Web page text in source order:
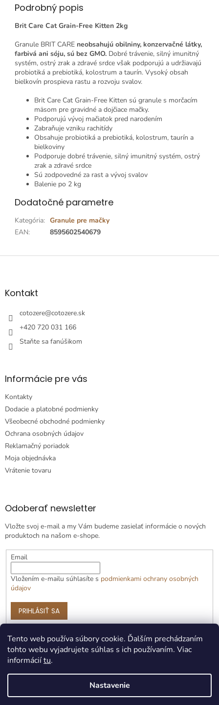
Tento web používa súbory cookie. Ďalším prechádzaním
tohto webu vyjadrujete súhlas s ich používaním. Viac
informáciítu.
Nastavenie
Podrobný popis
Brit Care Cat Grain-Free Kitten 2kg
Granule BRIT CARE neobsahujú obilniny, konzervačné látky,
farbivá ani sóju, sú bez GMO. Dobré trávenie, silný imunitný
systém, ostrý zrak a zdravé srdce však podporujú a udržiavajú
probiotiká a prebiotiká, kolostrum a taurín. Vysoký obsah
bielkovín prospieva rastu a rozvoju svalov.
Brit Care Cat Grain-Free Kitten sú granule s morčacím
mäsom pre gravidné a dojčiace mačky.
Podporujú vývoj mačiatok pred narodením
Zabraňuje vzniku rachitídy
Obsahuje probiotiká a prebiotiká, kolostrum, taurín a
bielkoviny
Podporuje dobré trávenie, silný imunitný systém, ostrý
zrak a zdravé srdce
Sú zodpovedné za rast a vývoj svalov
Balenie po 2 kg
Dodatočné parametre
Kategória: Granule pre mačky
EAN: 8595602540679
Z
äKontakt
cotozere@cotozere.sk
+420 720 031 166
Staňte sa fanúšikom
Informácie pre vás
Kontakty
Dodacie a platobné podmienky
Všeobecné obchodné podmienky
Ochrana osobných údajov
Reklamačný poriadok
Moja objednávka
Vrátenie tovaru
Odoberať newsletter
Vložte svoj e-mail a my Vám budeme zasielať informácie o nových
produktoch na našom e-shope.
Email
Vložením e-mailu súhlasíte s podmienkami ochrany osobných
údajov
PRIHLÁSIŤ SA
Vytvoril Shoptet Premium